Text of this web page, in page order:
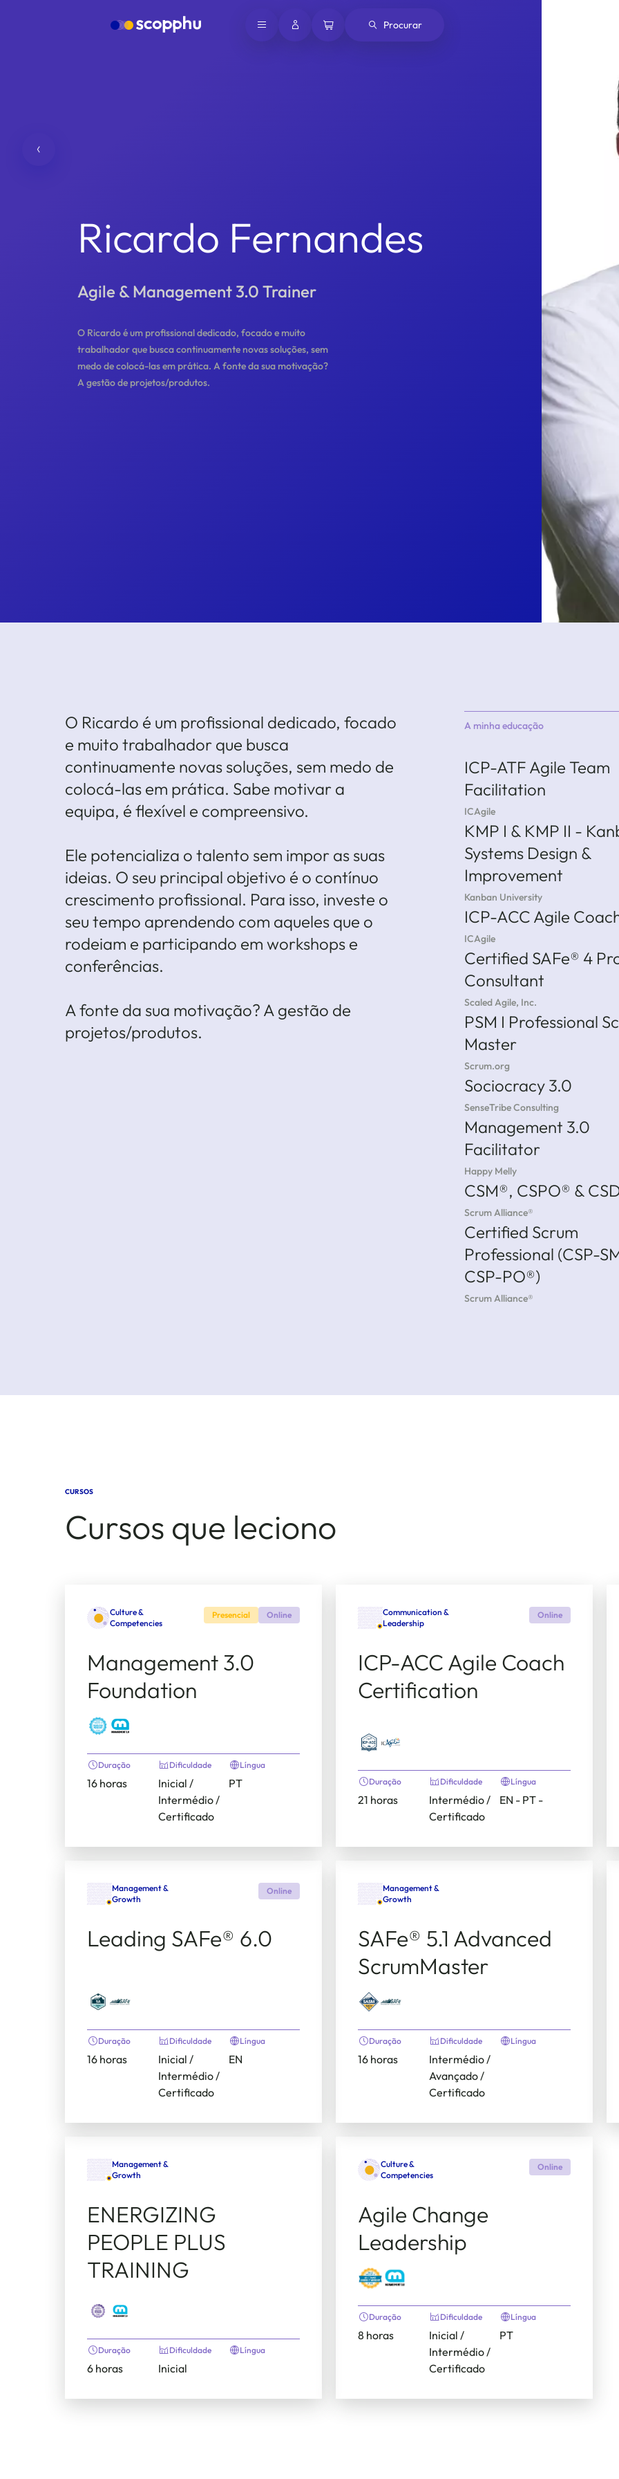
Ricardo Fernandes
Agile & Management 3.0 Trainer
O Ricardo é um profissional dedicado, focado e muito
trabalhador que busca continuamente novas soluções, sem
medo de colocá-las em prática. A fonte da sua motivação?
A gestão de projetos/produtos.
O Ricardo é um profissional dedicado, focado
e muito trabalhador que busca
continuamente novas soluções, sem medo de
colocá-las em prática. Sabe motivar a
equipa, é flexível e compreensivo.
Ele potencializa o talento sem impor as suas
ideias. O seu principal objetivo é o contínuo
crescimento profissional. Para isso, investe o
seu tempo aprendendo com aqueles que o
rodeiam e participando em workshops e
conferências.
A fonte da sua motivação? A gestão de
projetos/produtos.
A minha educação
ICP-ATF Agile Team
Facilitation
ICAgile
KMP I & KMP II -
Systems Design &
Improvement
Kanban University
ICP-ACC Agile
ICAgile
Certified SAFe® 4
Consultant
Scaled Agile, Inc.
PSM I Professional
Master
Scrum.org
Sociocracy 3.0
SenseTribe Consulting
Management 3.0
Facilitator
Happy Melly
CSM®, CSPO® &
Scrum Alliance®
Certified Scrum
Professional (CSP-
CSP-PO®)
Scrum Alliance®
CURSOS
Cursos que leciono
Culture &
Competencies
Presencial Online
Management 3.0
Foundation
Duração
16 horas
Dificuldade
Inicial /
Intermédio /
Certificado
Língua
PT
Communication &
Leadership
Online
ICP-ACC Agile Coach
Certification
Duração
21 horas
Dificuldade
Intermédio /
Certificado
Língua
EN - PT -
Management &
Growth
Online
Leading SAFe® 6.0
Duração
16 horas
Dificuldade
Inicial /
Intermédio /
Certificado
Língua
EN
Management &
Growth
SAFe® 5.1 Advanced
ScrumMaster
Duração
16 horas
Dificuldade
Intermédio /
Avançado /
Certificado
Língua
Management &
Growth
ENERGIZING
PEOPLE PLUS
TRAINING
Duração
6 horas
Dificuldade
Inicial
Língua
Culture &
Competencies
Online
Agile Change
Leadership
Duração
8 horas
Dificuldade
Inicial /
Intermédio /
Certificado
Língua
PT